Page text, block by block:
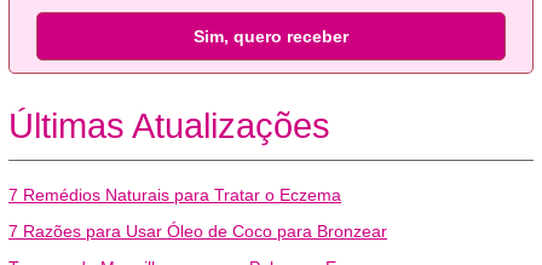
Sim, quero receber
Últimas Atualizações
7 Remédios Naturais para Tratar o Eczema
7 Razões para Usar Óleo de Coco para Bronzear